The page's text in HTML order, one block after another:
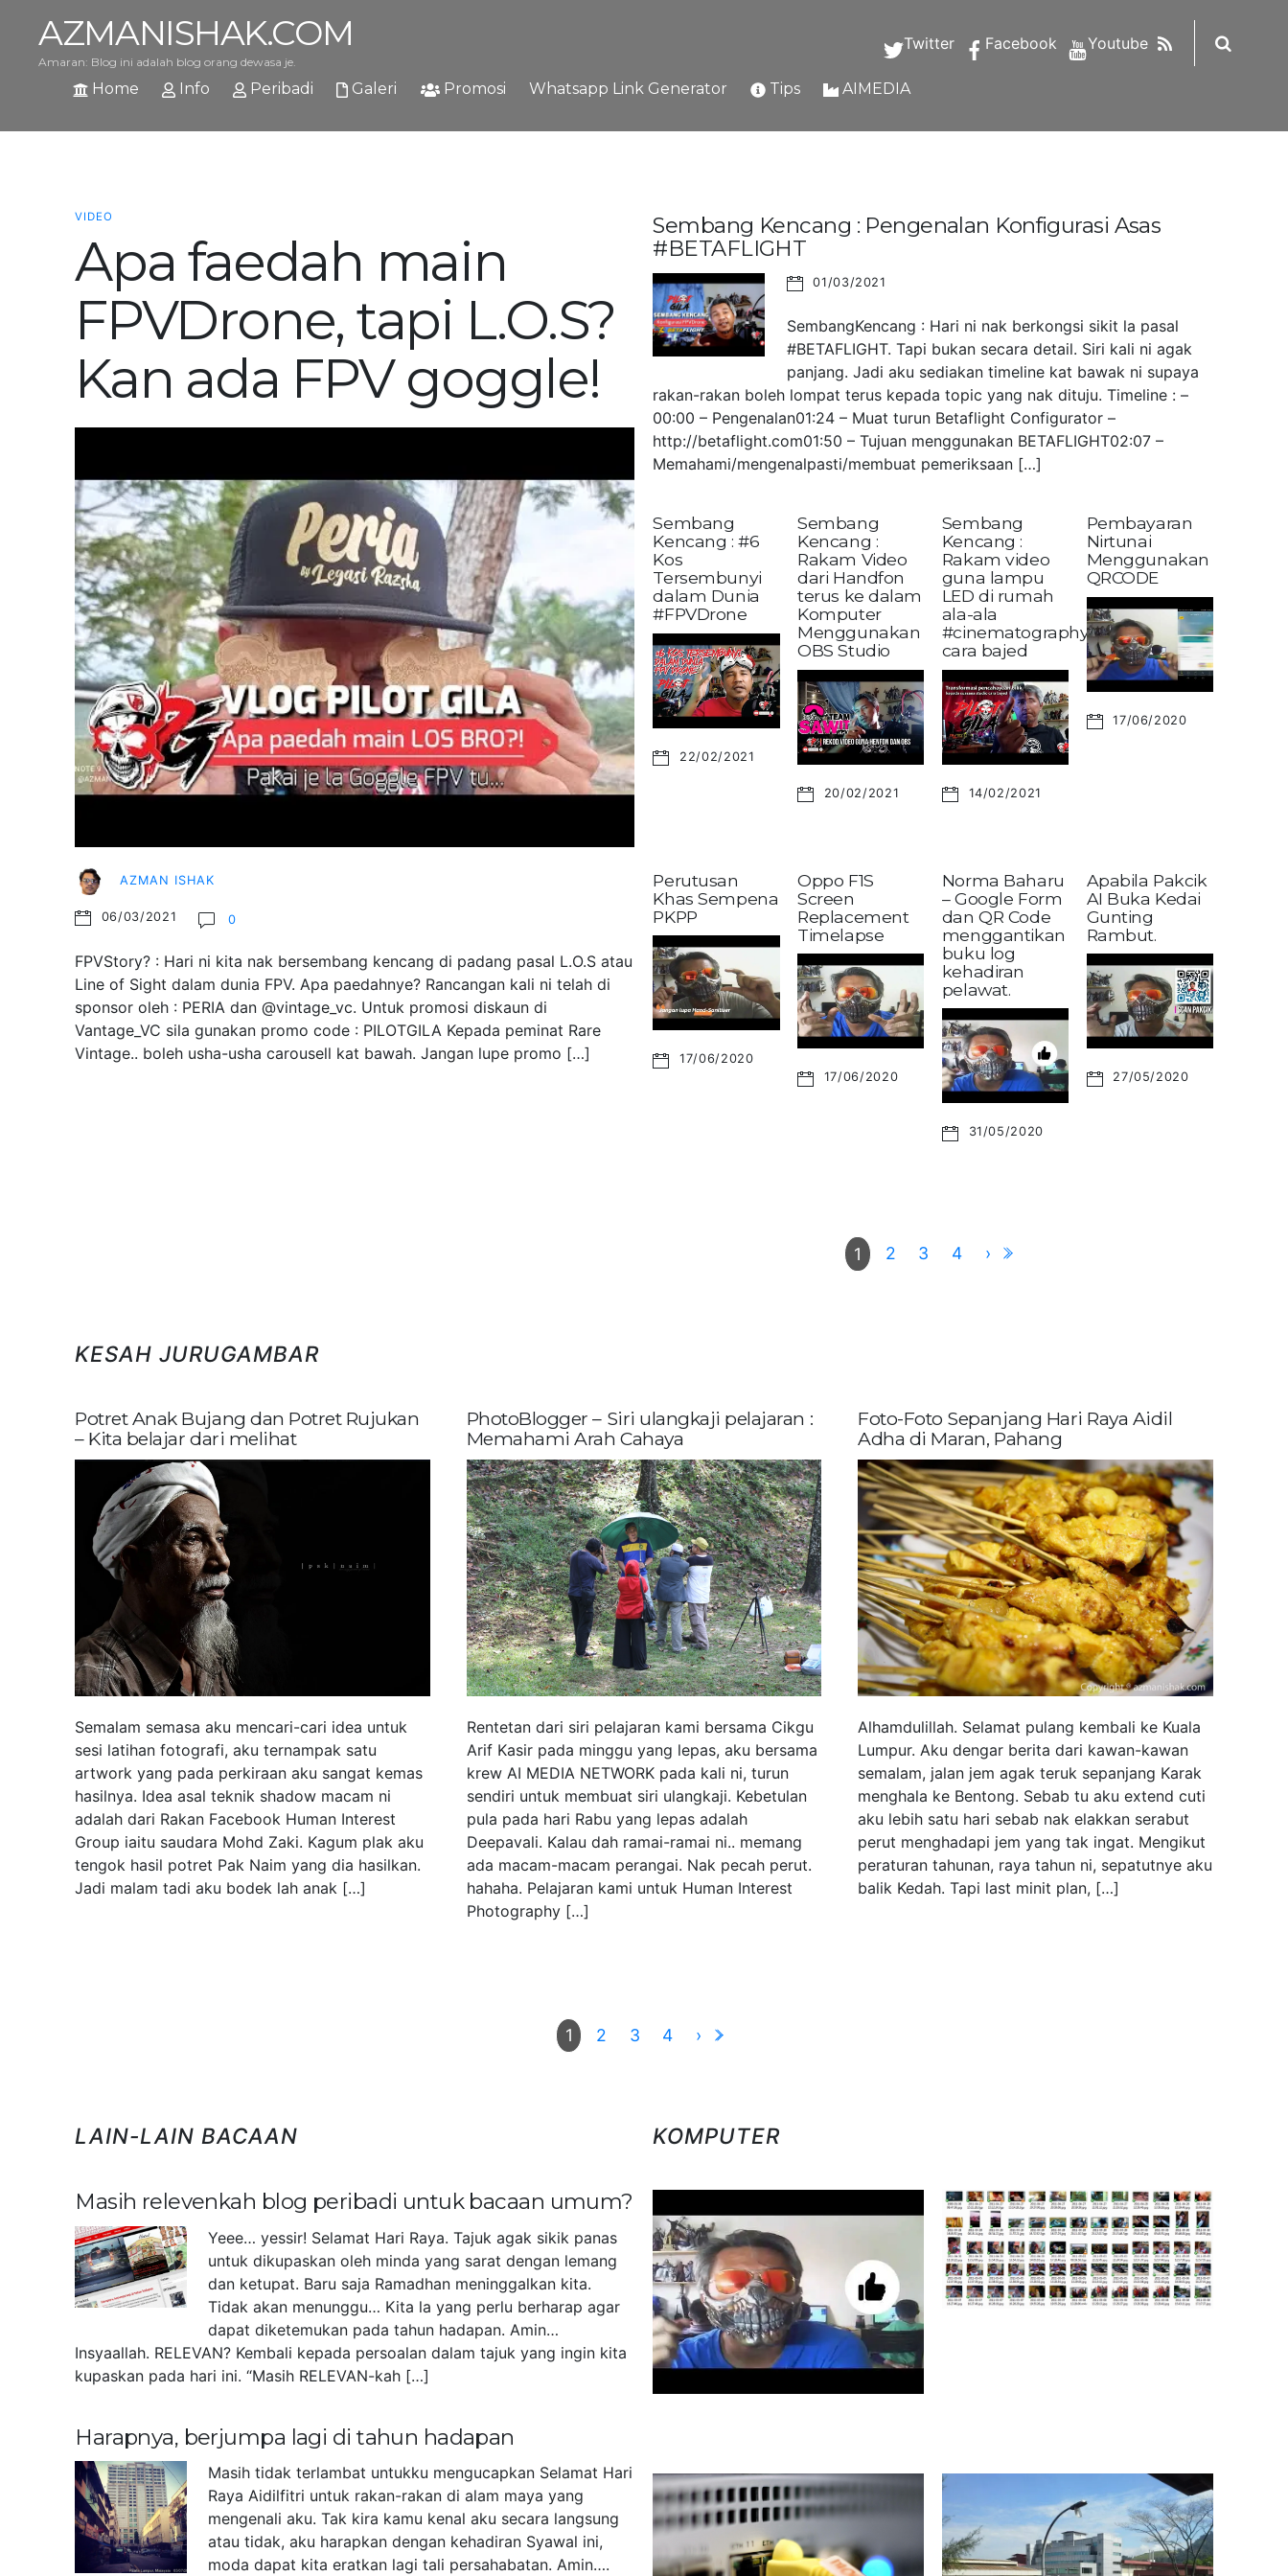
AZMANISHAK.COM
Amaran: Blog ini adalah blog orang dewasa je.
Twitter Facebook Youtube RSS
Home Info Peribadi Galeri Promosi Whatsapp Link Generator Tips AIMEDIA
VIDEO
Apa faedah main
FPVDrone, tapi L.O.S?
Kan ada FPV goggle!
AZMAN ISHAK
06/03/2021 0
FPVStory? : Hari ni kita nak bersembang kencang di padang pasal L.O.S atau
Line of Sight dalam dunia FPV. Apa paedahnye? Rancangan kali ni telah di
sponsor oleh : PERIA dan @vintage_vc. Untuk promosi diskaun di
Vantage_VC sila gunakan promo code : PILOTGILA Kepada peminat Rare
Vintage.. boleh usha-usha carousell kat bawah. Jangan lupe promo […]
Sembang Kencang : Pengenalan Konfigurasi Asas
#BETAFLIGHT
01/03/2021
SembangKencang : Hari ni nak berkongsi sikit la pasal
#BETAFLIGHT. Tapi bukan secara detail. Siri kali ni agak
panjang. Jadi aku sediakan timeline kat bawak ni supaya
rakan-rakan boleh lompat terus kepada topic yang nak dituju. Timeline : –
00:00 – Pengenalan01:24 – Muat turun Betaflight Configurator –
http://betaflight.com01:50 – Tujuan menggunakan BETAFLIGHT02:07 –
Memahami/mengenalpasti/membuat pemeriksaan […]
Sembang
Kencang : #6
Kos
Tersembunyi
dalam Dunia
#FPVDrone
22/02/2021
Sembang
Kencang :
Rakam Video
dari Handfon
terus ke dalam
Komputer
Menggunakan
OBS Studio
20/02/2021
Sembang
Kencang :
Rakam video
guna lampu
LED di rumah
ala-ala
#cinematography?
cara bajed
14/02/2021
Pembayaran
Nirtunai
Menggunakan
QRCODE
17/06/2020
Perutusan
Khas Sempena
PKPP
17/06/2020
Oppo F1S
Screen
Replacement
Timelapse
17/06/2020
Norma Baharu
– Google Form
dan QR Code
menggantikan
buku log
kehadiran
pelawat.
31/05/2020
Apabila Pakcik
AI Buka Kedai
Gunting
Rambut.
27/05/2020
1 2 3 4 ›
KESAH JURUGAMBAR
Potret Anak Bujang dan Potret Rujukan
– Kita belajar dari melihat
Semalam semasa aku mencari-cari idea untuk
sesi latihan fotografi, aku ternampak satu
artwork yang pada perkiraan aku sangat kemas
hasilnya. Idea asal teknik shadow macam ni
adalah dari Rakan Facebook Human Interest
Group iaitu saudara Mohd Zaki. Kagum plak aku
tengok hasil potret Pak Naim yang dia hasilkan.
Jadi malam tadi aku bodek lah anak […]
PhotoBlogger – Siri ulangkaji pelajaran :
Memahami Arah Cahaya
Rentetan dari siri pelajaran kami bersama Cikgu
Arif Kasir pada minggu yang lepas, aku bersama
krew AI MEDIA NETWORK pada kali ni, turun
sendiri untuk membuat siri ulangkaji. Kebetulan
pula pada hari Rabu yang lepas adalah
Deepavali. Kalau dah ramai-ramai ni.. memang
ada macam-macam perangai. Nak pecah perut.
hahaha. Pelajaran kami untuk Human Interest
Photography […]
Foto-Foto Sepanjang Hari Raya Aidil
Adha di Maran, Pahang
Alhamdulillah. Selamat pulang kembali ke Kuala
Lumpur. Aku dengar berita dari kawan-kawan
semalam, jalan jem agak teruk sepanjang Karak
menghala ke Bentong. Sebab tu aku extend cuti
aku lebih satu hari sebab nak elakkan serabut
perut menghadapi jem yang tak ingat. Mengikut
peraturan tahunan, raya tahun ni, sepatutnye aku
balik Kedah. Tapi last minit plan, […]
1 2 3 4 ›
LAIN-LAIN BACAAN
Masih relevenkah blog peribadi untuk bacaan umum?
Yeee… yessir! Selamat Hari Raya. Tajuk agak sikik panas
untuk dikupaskan oleh minda yang sarat dengan lemang
dan ketupat. Baru saja Ramadhan meninggalkan kita.
Tidak akan menunggu… Kita la yang perlu berharap agar
dapat diketemukan pada tahun hadapan. Amin…
Insyaallah. RELEVAN? Kembali kepada persoalan dalam tajuk yang ingin kita
kupaskan pada hari ini. “Masih RELEVAN-kah […]
Harapnya, berjumpa lagi di tahun hadapan
Masih tidak terlambat untukku mengucapkan Selamat Hari
Raya Aidilfitri untuk rakan-rakan di alam maya yang
mengenali aku. Tak kira kamu kenal aku secara langsung
atau tidak, aku harapkan dengan kehadiran Syawal ini,
moda dapat kita eratkan lagi tali persahabatan. Amin….
KOMPUTER